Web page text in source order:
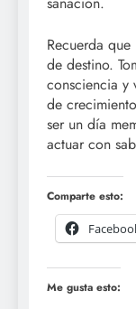
Recuerda
de destino.
consciencia y
de
ser un día
actuar con
Comparte esto:
Me gusta esto: